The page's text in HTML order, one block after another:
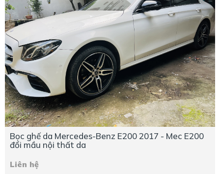
Bọc ghế da Mercedes-Benz E200 2017 - Mec E200
đổi mầu nội thất da
Liên hệ